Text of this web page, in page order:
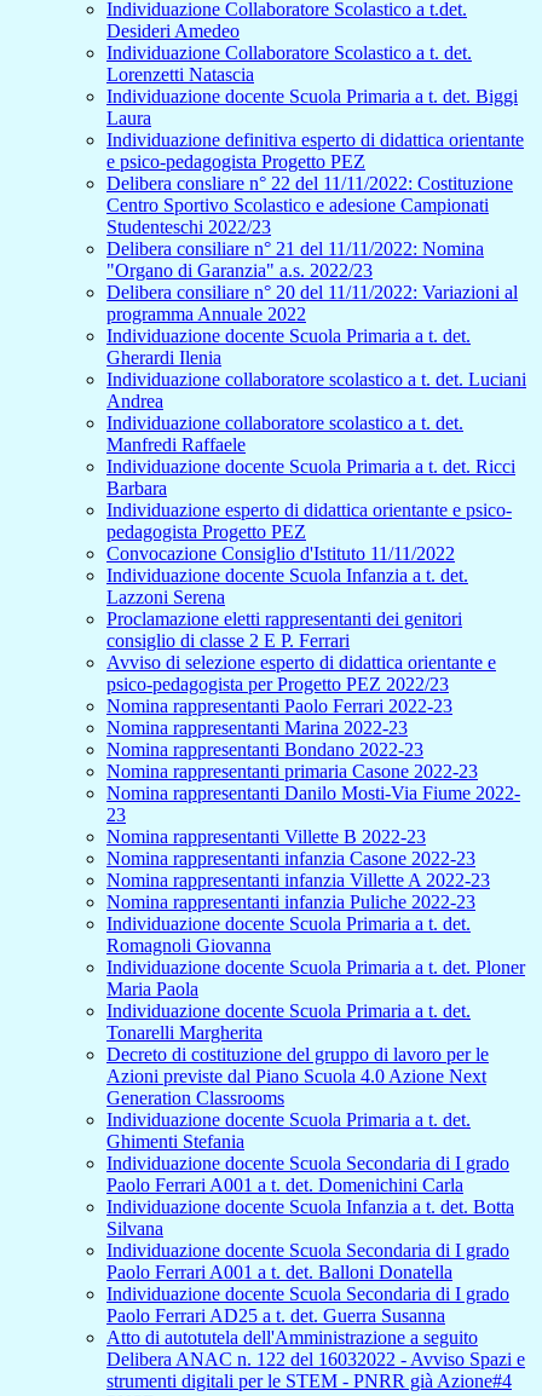
Individuazione Collaboratore Scolastico a t.det.
Desideri Amedeo
Individuazione Collaboratore Scolastico a t. det.
Lorenzetti Natascia
Individuazione docente Scuola Primaria a t. det. Biggi
Laura
Individuazione definitiva esperto di didattica orientante
e psico-pedagogista Progetto PEZ
Delibera consliare n° 22 del 11/11/2022: Costituzione
Centro Sportivo Scolastico e adesione Campionati
Studenteschi 2022/23
Delibera consiliare n° 21 del 11/11/2022: Nomina
"Organo di Garanzia" a.s. 2022/23
Delibera consiliare n° 20 del 11/11/2022: Variazioni al
programma Annuale 2022
Individuazione docente Scuola Primaria a t. det.
Gherardi Ilenia
Individuazione collaboratore scolastico a t. det. Luciani
Andrea
Individuazione collaboratore scolastico a t. det.
Manfredi Raffaele
Individuazione docente Scuola Primaria a t. det. Ricci
Barbara
Individuazione esperto di didattica orientante e psico-
pedagogista Progetto PEZ
Convocazione Consiglio d'Istituto 11/11/2022
Individuazione docente Scuola Infanzia a t. det.
Lazzoni Serena
Proclamazione eletti rappresentanti dei genitori
consiglio di classe 2 E P. Ferrari
Avviso di selezione esperto di didattica orientante e
psico-pedagogista per Progetto PEZ 2022/23
Nomina rappresentanti Paolo Ferrari 2022-23
Nomina rappresentanti Marina 2022-23
Nomina rappresentanti Bondano 2022-23
Nomina rappresentanti primaria Casone 2022-23
Nomina rappresentanti Danilo Mosti-Via Fiume 2022-
23
Nomina rappresentanti Villette B 2022-23
Nomina rappresentanti infanzia Casone 2022-23
Nomina rappresentanti infanzia Villette A 2022-23
Nomina rappresentanti infanzia Puliche 2022-23
Individuazione docente Scuola Primaria a t. det.
Romagnoli Giovanna
Individuazione docente Scuola Primaria a t. det. Ploner
Maria Paola
Individuazione docente Scuola Primaria a t. det.
Tonarelli Margherita
Decreto di costituzione del gruppo di lavoro per le
Azioni previste dal Piano Scuola 4.0 Azione Next
Generation Classrooms
Individuazione docente Scuola Primaria a t. det.
Ghimenti Stefania
Individuazione docente Scuola Secondaria di I grado
Paolo Ferrari A001 a t. det. Domenichini Carla
Individuazione docente Scuola Infanzia a t. det. Botta
Silvana
Individuazione docente Scuola Secondaria di I grado
Paolo Ferrari A001 a t. det. Balloni Donatella
Individuazione docente Scuola Secondaria di I grado
Paolo Ferrari AD25 a t. det. Guerra Susanna
Atto di autotutela dell'Amministrazione a seguito
Delibera ANAC n. 122 del 16032022 - Avviso Spazi e
strumenti digitali per le STEM - PNRR già Azione#4